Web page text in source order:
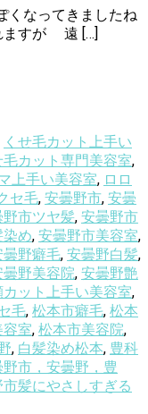
なってきましたね
ますが 遠 […]
くせ毛カット上手い
毛カット専門美容室,
上手い美容室, ロロ
セ毛, 安曇野市, 安曇
野市ツヤ髪, 安曇野市
め, 安曇野市美容室,
曇野癖毛, 安曇野白髪,
曇野美容院, 安曇野艶
カット上手い美容室,
毛, 松本市癖毛, 松本
室, 松本市美容院,
, 白髪染め松本, 豊科
市，安曇野，豊
髪にやさしすぎる